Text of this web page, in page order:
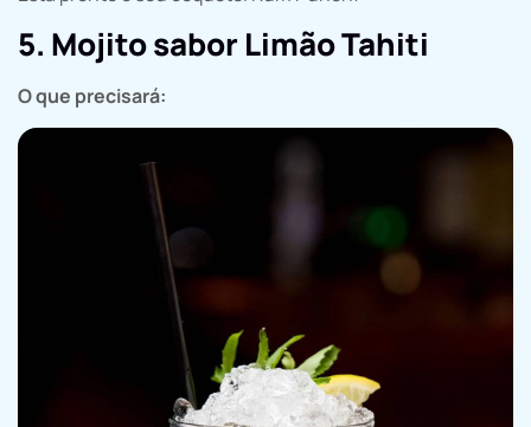
5. Mojito sabor Limão Tahiti
O que precisará: